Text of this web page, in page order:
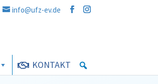
info@ufz-ev.de
KONTAKT